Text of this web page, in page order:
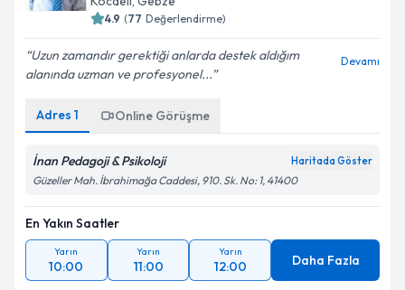
Kişisel verilerimin işlenmesine ilişkinAydınlatma
Metni'ni okudum ve kişisel verilerimin belirtilen
4.9 (77 Değerlendirme)
Uzun zamandır gerektiği anlarda destek aldığım
alanında uzman ve profesyonel...
Devamı
Adres 1 Online Görüşme
İnan Pedagoji & Psikoloji Haritada Göster
Güzeller Mah. İbrahimağa Caddesi, 910. Sk. No: 1, 41400
En Yakın Saatler
Yarın
10:00
Yarın
11:00
Yarın
12:00 Daha Fazla